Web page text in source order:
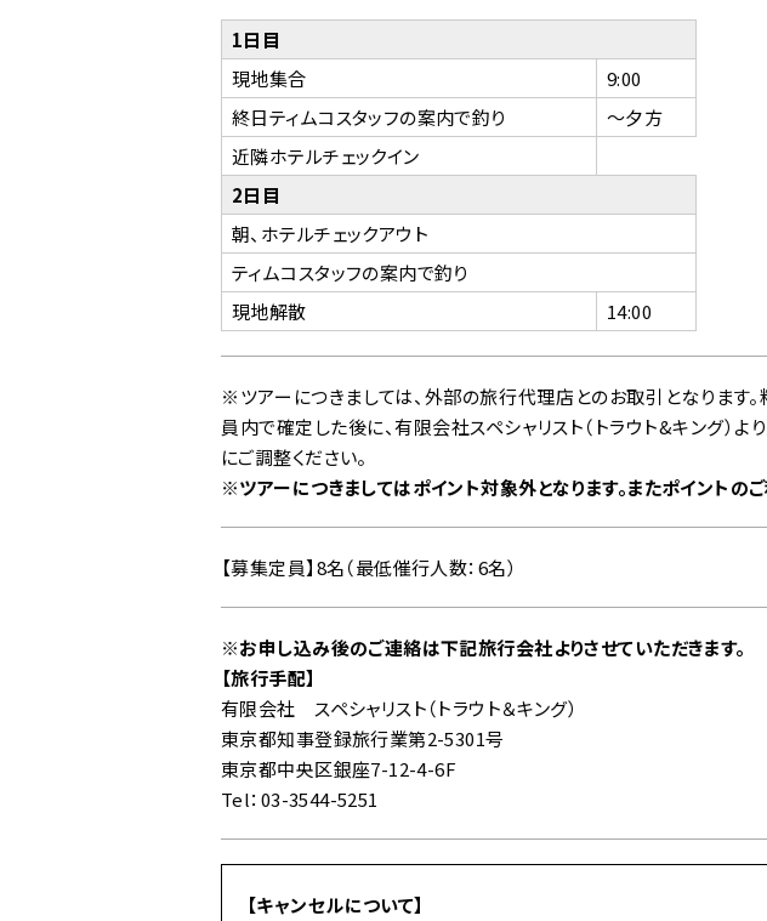
1日目
現地集合
9:00
終日ティムコスタッフの案内で釣り
～夕方
近隣ホテルチェックイン
2日目
朝、ホテルチェックアウト
ティムコスタッフの案内で釣り
現地解散
14:00
※ツアーにつきましては、外部の旅行代理店とのお取引となります
員内で確定した後に、有限会社スペシャリスト（トラウト&キング）
にご調整ください。
※ツアーにつきましてはポイント対象外となります。またポイントの
【募集定員】8名（最低催行人数：6名）
※お申し込み後のご連絡は下記旅行会社よりさせていただきます。
【旅行手配】
有限会社 スペシャリスト（トラウト＆キング）
東京都知事登録旅行業第2-5301号
東京都中央区銀座7-12-4-6F
Tel：03-3544-5251
【キャンセルについて】